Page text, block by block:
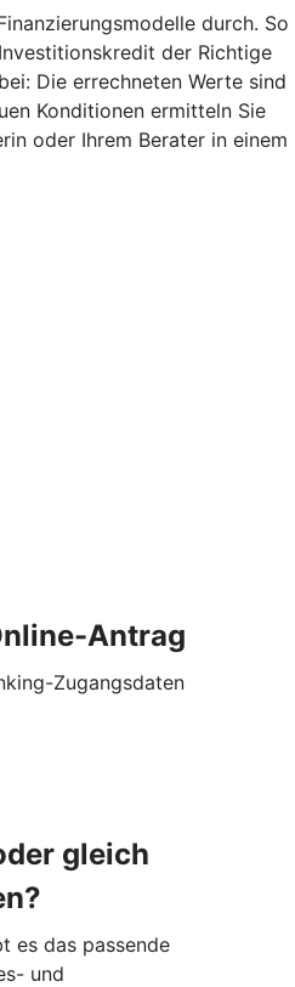
durch. So
der Richtige
Die errechneten Werte sind
Konditionen ermitteln Sie
oder Ihrem Berater in einem
Antrag
Zugangsdaten
gleich
es das passende
und